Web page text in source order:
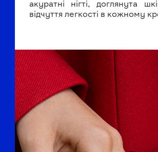
акуратні нігті, доглянута
відчуття легкості в кожному